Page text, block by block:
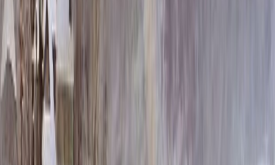
Главная / КК01
Итого:2 580
Быстрый заказ
КК01
2 580 ₽
Выбор атрибутов